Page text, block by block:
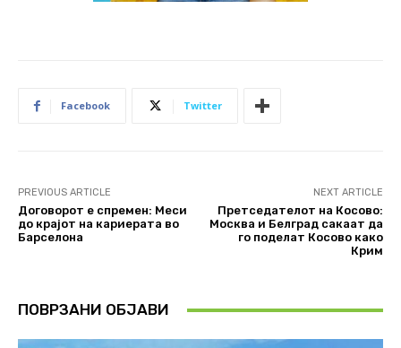
Facebook Twitter
PREVIOUS ARTICLE
Договорот е спремен: Меси
до крајот на кариерата во
Барселона
NEXT ARTICLE
Претседателот на Косово:
Москва и Белград сакаат да
го поделат Косово како
Крим
ПОВРЗАНИ ОБЈАВИ